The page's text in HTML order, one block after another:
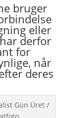
bruger
eller
derfor
for
når
deres